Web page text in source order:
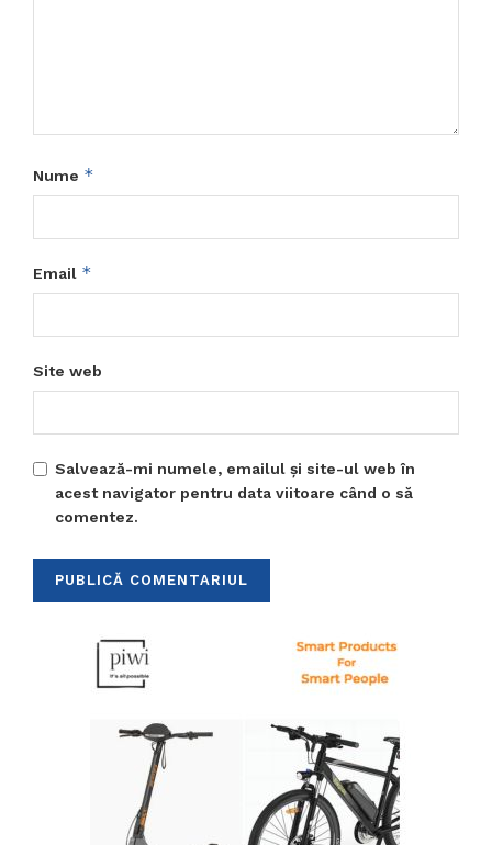
Nume *
Email *
Site web
Salvează-mi numele, emailul și site-ul web în
acest navigator pentru data viitoare când o să
comentez.